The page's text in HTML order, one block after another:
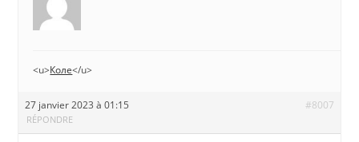
<u>Коле</u>
27 janvier 2023 à 01:15 #8007
RÉPONDRE